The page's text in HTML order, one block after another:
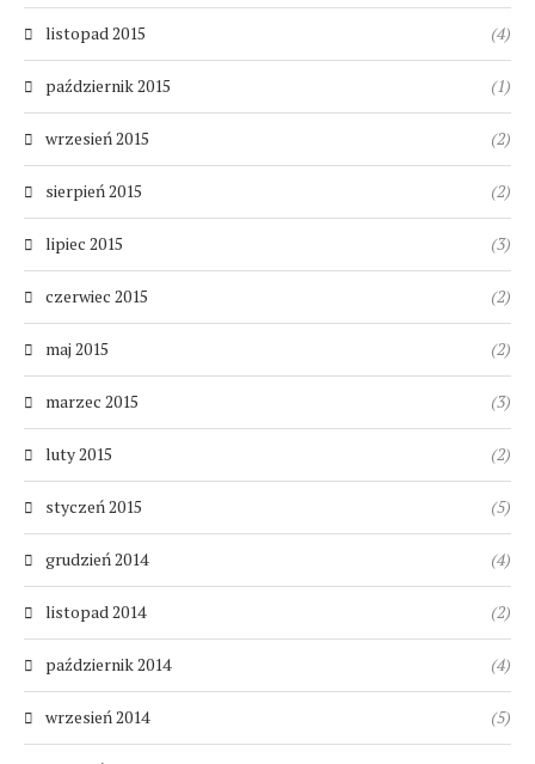
listopad 2015 (4)
październik 2015 (1)
wrzesień 2015 (2)
sierpień 2015 (2)
lipiec 2015 (3)
czerwiec 2015 (2)
maj 2015 (2)
marzec 2015 (3)
luty 2015 (2)
styczeń 2015 (5)
grudzień 2014 (4)
listopad 2014 (2)
październik 2014 (4)
wrzesień 2014 (5)